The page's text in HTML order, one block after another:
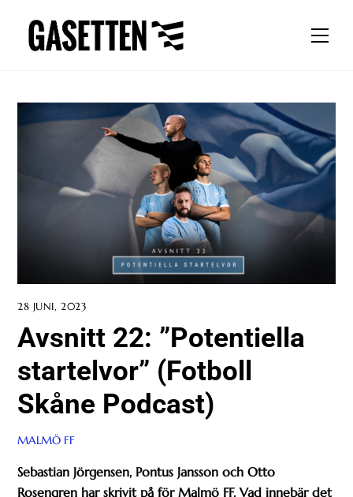
content
28 JUNI, 2023
Avsnitt 22: ”Potentiella
startelvor” (Fotboll
Skåne Podcast)
MALMÖ FF
Sebastian Jörgensen, Pontus Jansson och Otto
Rosengren har skrivit på för Malmö FF. Vad innebär det